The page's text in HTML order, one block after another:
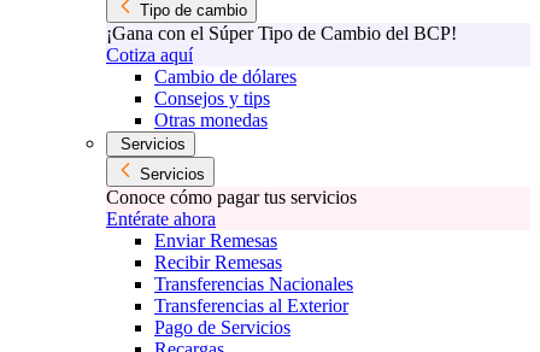
Tipo de cambio
¡Gana con el Súper Tipo de Cambio del BCP!
Cotiza aquí
Cambio de dólares
Consejos y tips
Otras monedas
Servicios
Servicios
Conoce cómo pagar tus servicios
Entérate ahora
Enviar Remesas
Recibir Remesas
Transferencias Nacionales
Transferencias al Exterior
Pago de Servicios